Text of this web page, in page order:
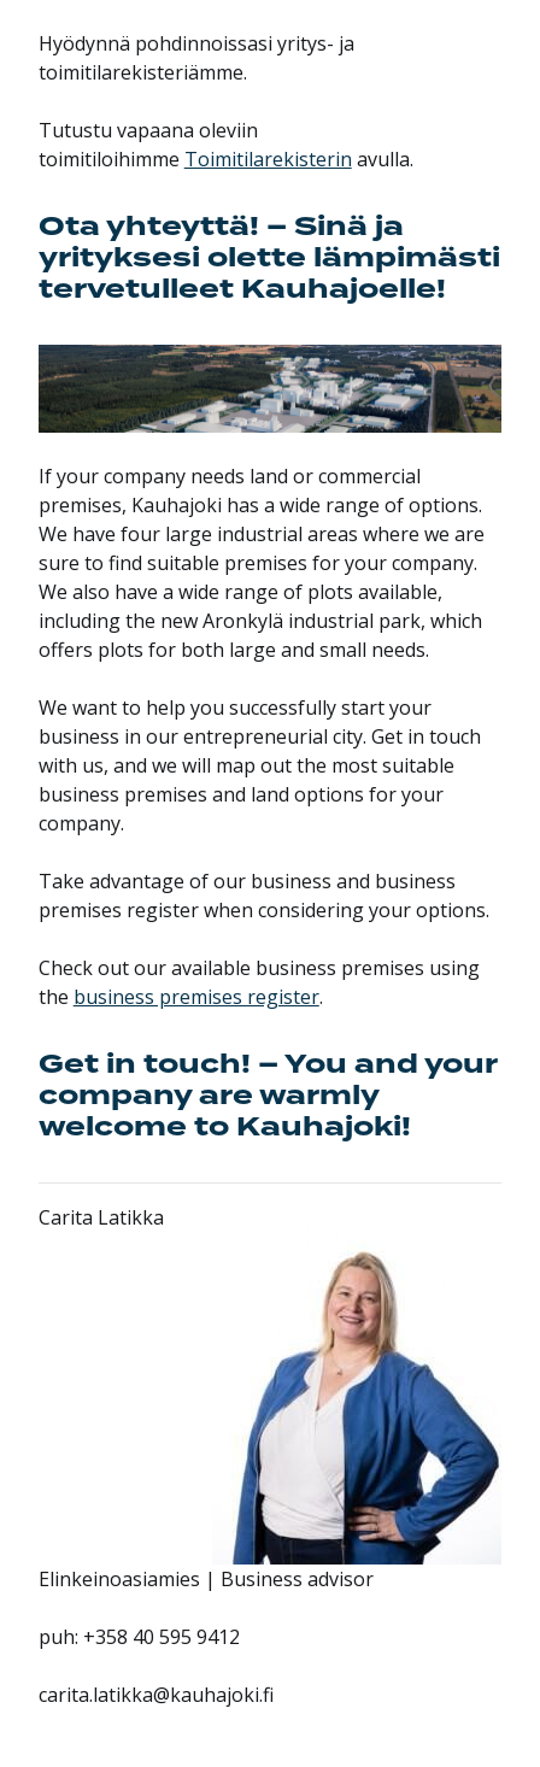
Hyödynnä pohdinnoissasi yritys- ja
toimitilarekisteriämme.
Tutustu vapaana oleviin
toimitiloihimme Toimitilarekisterin avulla.
Ota yhteyttä! – Sinä ja
yrityksesi olette lämpimästi
tervetulleet Kauhajoelle!
If your company needs land or commercial
premises, Kauhajoki has a wide range of options.
We have four large industrial areas where we are
sure to find suitable premises for your company.
We also have a wide range of plots available,
including the new Aronkylä industrial park, which
offers plots for both large and small needs.
We want to help you successfully start your
business in our entrepreneurial city. Get in touch
with us, and we will map out the most suitable
business premises and land options for your
company.
Take advantage of our business and business
premises register when considering your options.
Check out our available business premises using
the business premises register.
Get in touch! – You and your
company are warmly
welcome to Kauhajoki!
Carita Latikka
Elinkeinoasiamies | Business advisor
puh: +358 40 595 9412
carita.latikka@kauhajoki.fi